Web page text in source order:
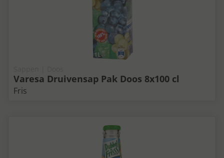
Varesa Druivensap Pak Doos 8x100 cl
Fris